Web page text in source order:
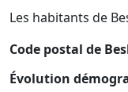
Les habitants de
Code postal de
Évolution